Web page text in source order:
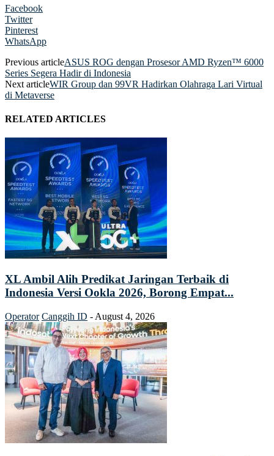
Facebook
Twitter
Pinterest
WhatsApp
Previous articleASUS ROG dengan Prosesor AMD Ryzen™ 6000
Series Segera Hadir di Indonesia
Next articleWIR Group dan 99VR Hadirkan Olahraga Lari Virtual
di Metaverse
RELATED ARTICLES
XL Ambil Alih Predikat Jaringan Terbaik di
Indonesia Versi Ookla 2026, Borong Empat...
Operator Canggih ID - August 4, 2026